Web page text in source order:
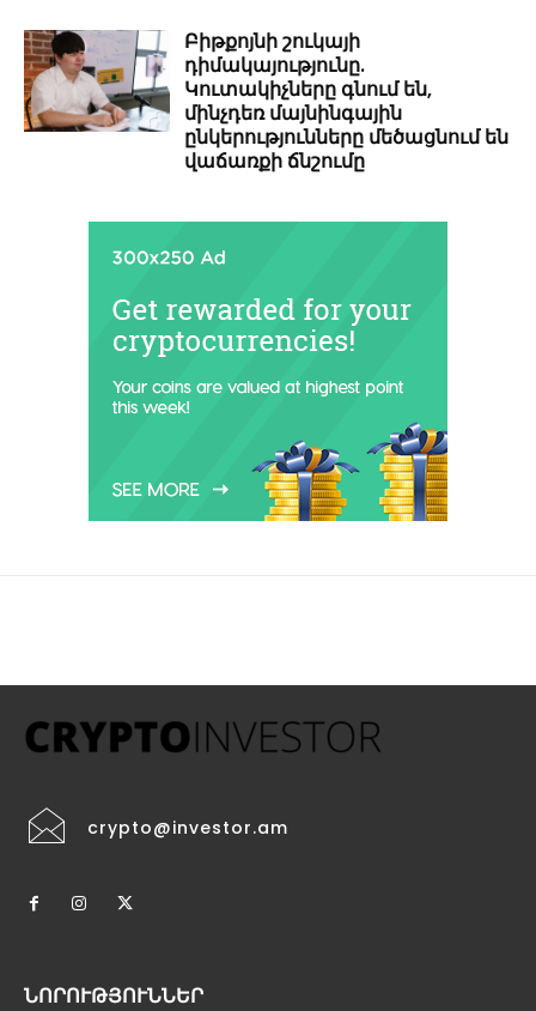
Բիթքոյնի շուկայի
դիմակայությունը.
Կուտակիչները գնում են,
մինչդեռ մայնինգային
ընկերությունները մեծացնում են
վաճառքի ճնշումը
crypto@investor.am
ՆՈՐՈՒԹՅՈՒՆՆԵՐ